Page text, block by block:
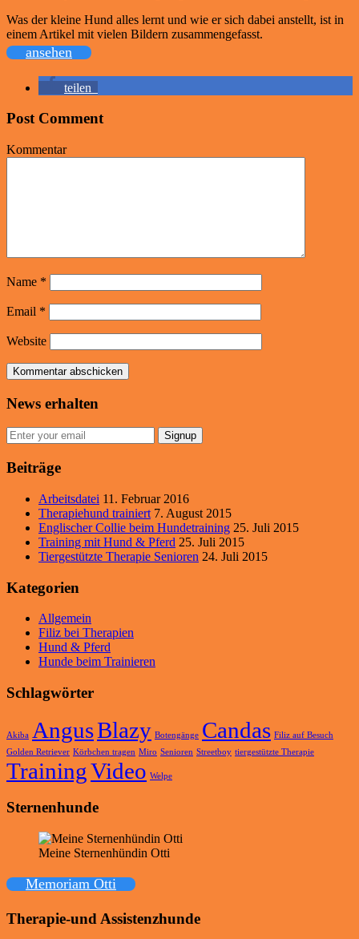
Was der kleine Hund alles lernt und wie er sich dabei anstellt, ist in
einem Artikel mit vielen Bildern zusammengefasst.
ansehen
teilen
Post Comment
Kommentar
Name *
Email *
Website
News erhalten
Signup
Beiträge
Arbeitsdatei 11. Februar 2016
Therapiehund trainiert 7. August 2015
Englischer Collie beim Hundetraining 25. Juli 2015
Training mit Hund & Pferd 25. Juli 2015
Tiergestützte Therapie Senioren 24. Juli 2015
Kategorien
Allgemein
Filiz bei Therapien
Hund & Pferd
Hunde beim Trainieren
Schlagwörter
Akiba AngusBlazy Botengänge Candas Filiz auf Besuch
Golden Retriever Körbchen tragen Miro Senioren Streetboy tiergestützte Therapie
TrainingVideo Welpe
Sternenhunde
Meine Sternenhündin Otti
Memoriam Otti
Therapie-und Assistenzhunde